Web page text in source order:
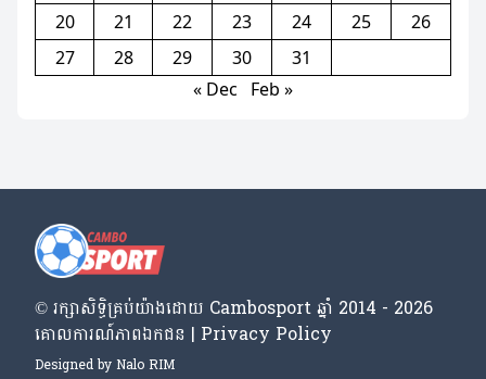
20
21 22 23 24 25
26
27
28 29 30
31
« Dec
Feb »
© រក្សា​សិទ្ធិ​គ្រប់​យ៉ាង​ដោយ​ Cambosport ឆ្នាំ 2014 - 2026
គោលការណ៍​ភាព​ឯកជន | Privacy Policy
Designed by Nalo RIM